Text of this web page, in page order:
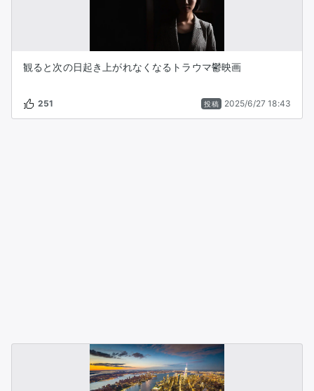
観ると次の日起き上がれなくなるトラウマ鬱映画
251 投稿 2025/6/27 18:43